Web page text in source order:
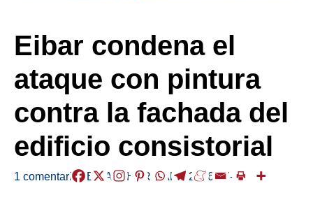
Eibar condena el
ataque con pintura
contra la fachada del
edificio consistorial
1 comentario /EIBAR,HERRIAK,/ 2026-07-03